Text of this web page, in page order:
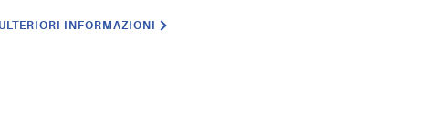
ULTERIORI INFORMAZIONI